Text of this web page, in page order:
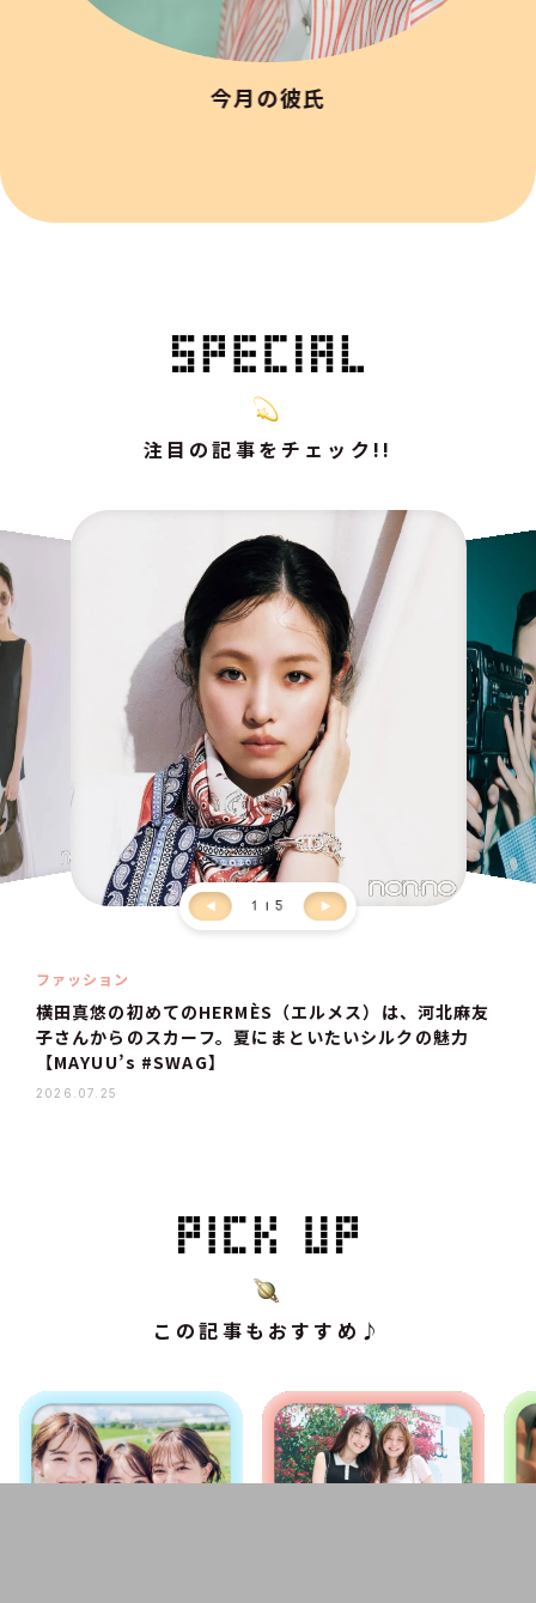
今月の彼氏
注目の記事をチェック!!
1 5
ファッション
横田真悠の初めてのHERMÈS（エルメス）は、河北麻友
子さんからのスカーフ。夏にまといたいシルクの魅力
【MAYUU’s #SWAG】
2026.07.25
この記事もおすすめ♪